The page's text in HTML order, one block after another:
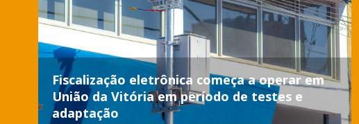
Fiscalização eletrônica começa a operar em
União da Vitória em período de testes e
adaptação